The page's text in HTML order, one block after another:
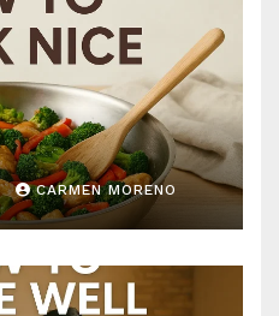
CARMEN MORENO